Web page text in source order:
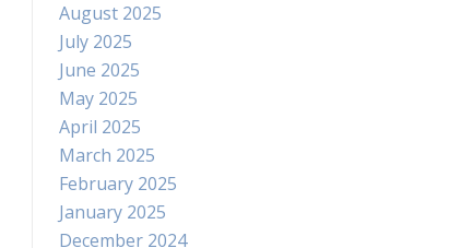
August 2025
July 2025
June 2025
May 2025
April 2025
March 2025
February 2025
January 2025
December 2024